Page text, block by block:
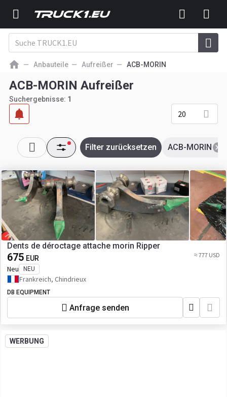
Anbauteile Aufreißer ACB-MORIN
ACB-MORIN Aufreißer
Suchergebnisse: 1
20
ACB-MORIN
Filter zurücksetzen
Dents de déroctage attache morin Ripper
675 EUR ≈ 777 USD
Neu NEU
Frankreich, Chindrieux
DB EQUIPMENT
Anfrage senden
WERBUNG